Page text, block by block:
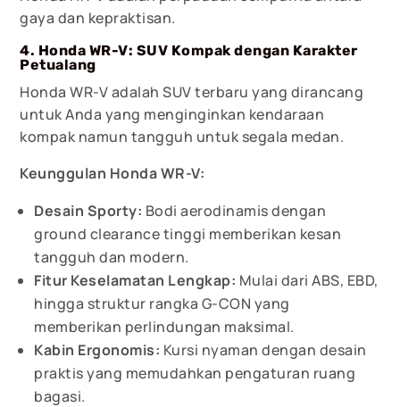
gaya dan kepraktisan.
4. Honda WR-V: SUV Kompak dengan Karakter
Petualang
Honda WR-V adalah SUV terbaru yang dirancang
untuk Anda yang menginginkan kendaraan
kompak namun tangguh untuk segala medan.
Keunggulan Honda WR-V:
Desain Sporty: Bodi aerodinamis dengan
ground clearance tinggi memberikan kesan
tangguh dan modern.
Fitur Keselamatan Lengkap: Mulai dari ABS, EBD,
hingga struktur rangka G-CON yang
memberikan perlindungan maksimal.
Kabin Ergonomis: Kursi nyaman dengan desain
praktis yang memudahkan pengaturan ruang
bagasi.